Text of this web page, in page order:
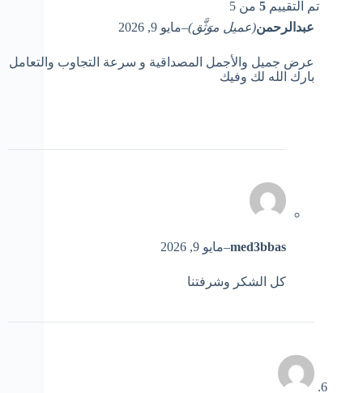
تم التقييم 5من 5
عبدالرحمن(عميل موَثَّق)–مايو 9, 2026
عرض جميل والأجمل المصداقية و سرعة التجاوب والتعامل
بارك الله لك وفيك
med3bbas
–مايو 9, 2026
كل الشكر وشرفتنا